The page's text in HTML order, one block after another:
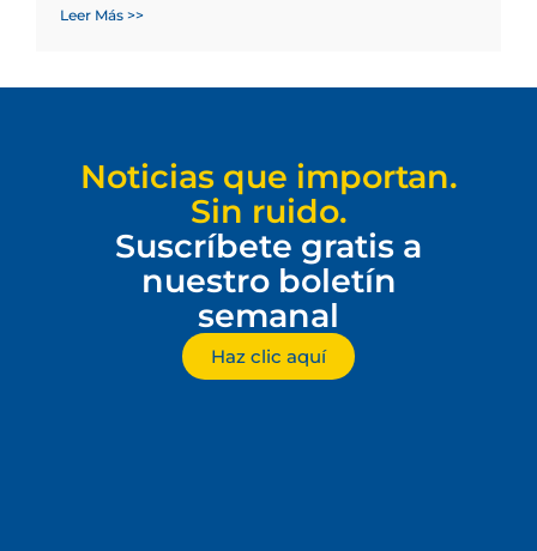
Leer Más >>
Noticias que importan.
Sin ruido.
Suscríbete gratis a
nuestro boletín
semanal
Haz clic aquí